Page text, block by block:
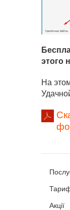
этого
На
Акції